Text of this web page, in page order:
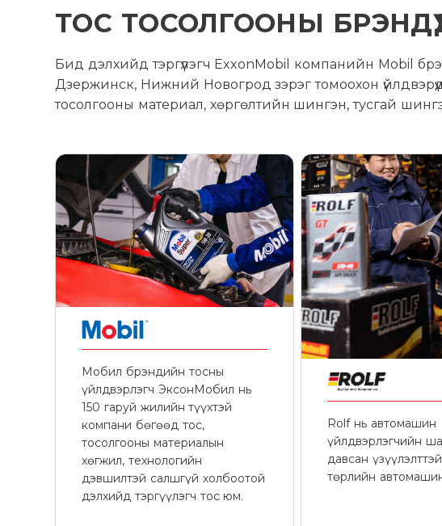
ТОС ТОСОЛГООНЫ
Бид дэлхийд тэргүүлэгч ExxonMobil компанийн Mobil
Дзержинск, Нижний Новогрод зэрэг томоохон
тосолгооны материал, хөргөлтийн шингэн, тусгай
Мобил брэндийн тосны
үйлдвэрлэгч ЭксонМобил нь
150 гаруй жилийн түүхтэй
компани бөгөөд тос,
тосолгооны материалын
хөгжил, технологийн
дэвшилтэй салшгүй холбоотой
дэлхийд тэргүүлэгч тос юм.
Rolf нь автомашин
үйлдвэрлэгчийн
давсан
төрлийн